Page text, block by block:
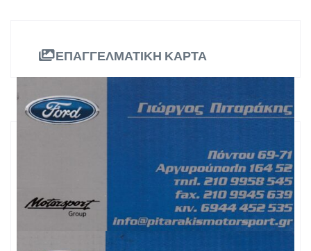
ΕΠΑΓΓΕΛΜΑΤΙΚΗ ΚΑΡΤΑ
Πόντου 71, Αργυρούπολη
Περιφέρεια:
Τηλ. Επικοινωνίας: